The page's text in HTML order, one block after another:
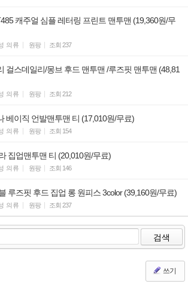
캐주얼 심플 레터링 프린트 맨투맨 (19,360원/무
의류 원팡 조회 237
걸스데일리/몽브 후드 맨투맨 /루즈핏 맨투맨 (48,81
의류 원팡 조회 212
베이직 언발맨투맨 티 (17,010원/무료)
의류 원팡 조회 154
집업맨투맨 티 (20,010원/무료)
의류 원팡 조회 146
루즈핏 후드 집업 롱 원피스 3color (39,160원/무료)
의류 원팡 조회 237
검색
쓰기